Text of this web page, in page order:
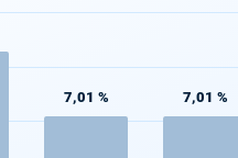
7,01 % 7,01 %